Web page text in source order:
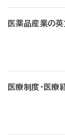
医薬品産業の
医療制度・医療